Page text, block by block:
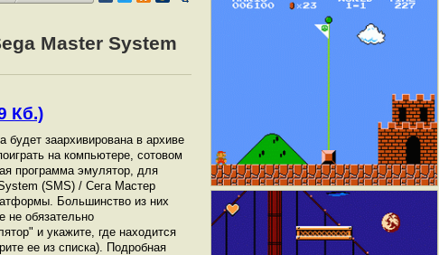
Master System
Кб.)
будет заархивирована в архиве
на компьютере, сотовом
программа эмулятор, для
(SMS) / Сега Мастер
Большинство из них
не обязательно
и укажите, где находится
ее из списка). Подробная